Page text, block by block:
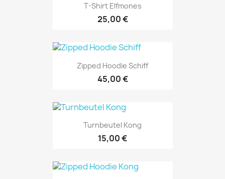
T-Shirt Elfmones
25,00 €
Zipped Hoodie Schiff
45,00 €
Turnbeutel Kong
15,00 €